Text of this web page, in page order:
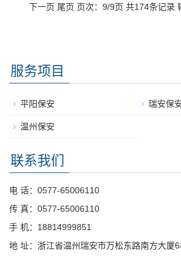
下一页 尾页 页次：9/9页 共174条记录
服务项目
平阳保安 瑞安保
温州保安
联系我们
电 话：0577-65006110
传 真：0577-65006110
手 机：18814999851
地 址：浙江省温州瑞安市万松东路南方大厦